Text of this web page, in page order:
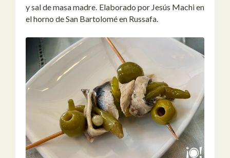
y sal de masa madre. Elaborado por Jesús Machi en
el horno de San Bartolomé en Russafa.